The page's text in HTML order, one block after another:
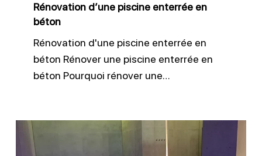
Rénovation d’une piscine enterrée en
béton
Rénovation d'une piscine enterrée en
béton Rénover une piscine enterrée en
béton Pourquoi rénover une…
Changement
d’escalier